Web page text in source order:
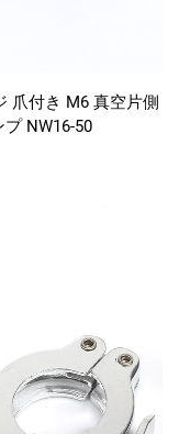
爪付き M6 真空片側
NW16-50